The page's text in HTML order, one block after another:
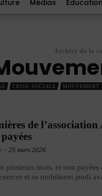
Médias Éducation
Archive de la
CRISE SOCIALE MOUVEMENT
de l’association
- 25 mars 2026
plusieurs mois, et non payées
et se mobilisent jeudi